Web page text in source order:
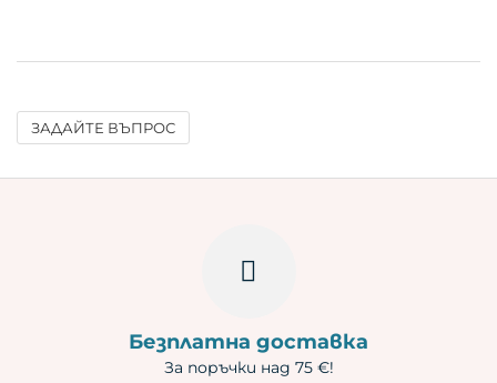
ЗАДАЙТЕ ВЪПРОС
Безплатна доставка
За поръчки над 75 €!